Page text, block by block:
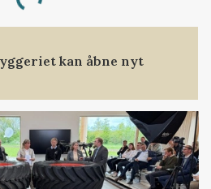
kan åbne nyt